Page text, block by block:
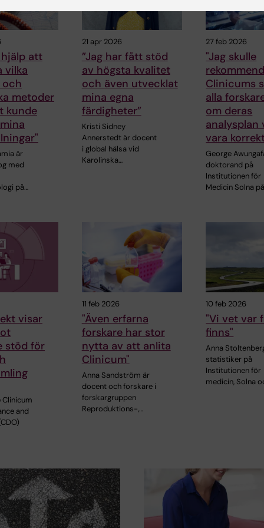
att
vilka
och
metoder
kunde
är
med
på…
21 apr 2026
”Jag har fått stöd
av högsta kvalitet
och även utvecklat
mina egna
färdigheter”
Kristi Sidney
Annerstedt är docent
i global hälsa vid
Karolinska…
27 feb 2026
"Jag skulle
Clinicums
alla
om deras
analysplan
vara
George
doktorand på
Institutionen för
Medicin Solna
visar
stöd för
and
11 feb 2026
"Även erfarna
forskare har stor
nytta av att anlita
Clinicum"
Anna Sandström är
docent och forskare i
forskargruppen
Reproduktions-,…
10 feb 2026
"Vi vet var
finns"
Anna
statistiker på
Institutionen för
medicin, Solna